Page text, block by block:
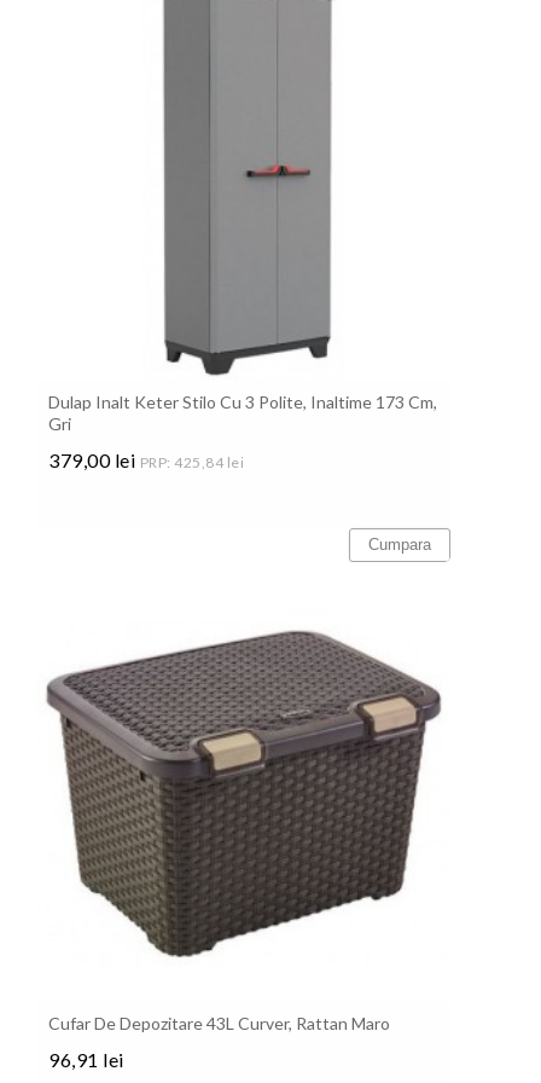
Dulap Inalt Keter Stilo Cu 3 Polite, Inaltime 173 Cm,
Gri
379,00 lei PRP: 425,84 lei
Cumpara
Cufar De Depozitare 43L Curver, Rattan Maro
96,91 lei